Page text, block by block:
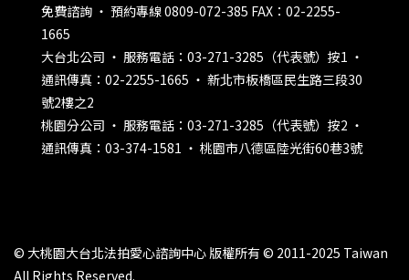
免費諮詢 ‧ 預約專線 0809-072-385 FAX：02-2255-
1665
大台北公司 ‧ 服務電話：03-271-3285（代表號）按1 ‧
通訊傳真：02-2255-1665 ‧ 新北市板橋區民生路三段30
號2樓之2
桃園分公司 ‧ 服務電話：03-271-3285（代表號）按2 ‧
通訊傳真：03-374-1581 ‧ 桃園市八德區陸光街60巷3號
© 大桃園大台北法拍愛心諮詢中心 版權所有 © 2011-2025 Taiwan
All Rights Reserved.